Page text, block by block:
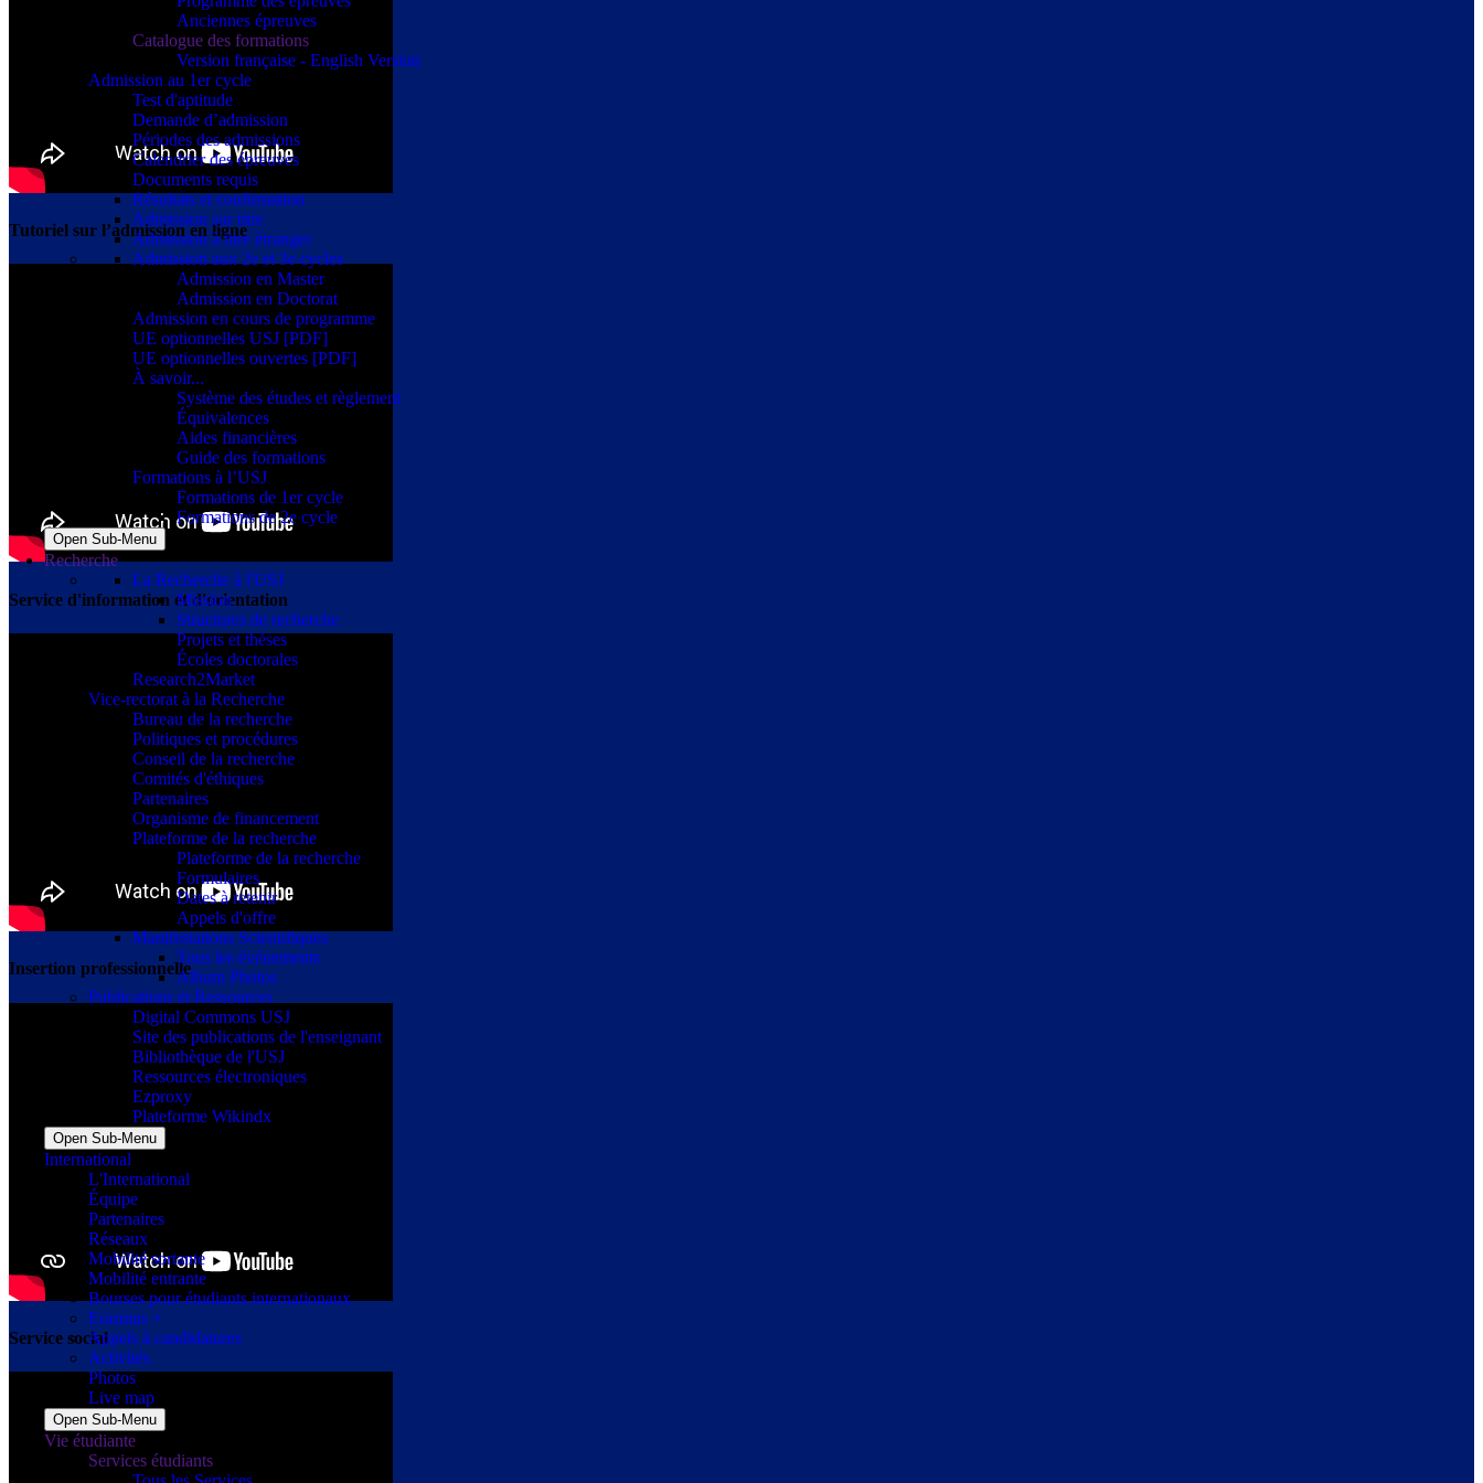
Anciennes épreuves
Catalogue des formations
Version française - English Version
Admission au 1er cycle
Test d'aptitude
Demande d’admission
Périodes des admissions
Calendrier des épreuves
Documents requis
Résultats et confirmation
Admission sur titre
Admission à titre étranger
Admission aux 2e et 3e cycles
Admission en Master
Admission en Doctorat
Admission en cours de programme
UE optionnelles USJ [PDF]
UE optionnelles ouvertes [PDF]
À savoir...
Système des études et règlement
Équivalences
Aides financières
Guide des formations
Formations à l’USJ
Formations de 1er cycle
Formations de 2e cycle
Open Sub-Menu
Recherche
La Recherche à l'USJ
Mission
Structures de recherche
Projets et thèses
Écoles doctorales
Research2Market
Vice-rectorat à la Recherche
Bureau de la recherche
Politiques et procédures
Conseil de la recherche
Comités d'éthiques
Partenaires
Organisme de financement
Plateforme de la recherche
Plateforme de la recherche
Formulaires
Dates à retenir
Appels d'offre
Manifestations Scientifiques
Tous les événements
Album Photos
Publications et Ressources
Digital Commons USJ
Site des publications de l'enseignant
Bibliothèque de l'USJ
Ressources électroniques
Ezproxy
Plateforme Wikindx
Open Sub-Menu
International
L'International
Équipe
Partenaires
Réseaux
Mobilité sortante
Mobilité entrante
Bourses pour étudiants internationaux
Erasmus +
Appels à candidatures
Activités
Photos
Live map
Open Sub-Menu
Vie étudiante
Services étudiants
Tutoriel sur l’admission en ligne
Service d'information et d'orientation
Insertion professionnelle
Service social